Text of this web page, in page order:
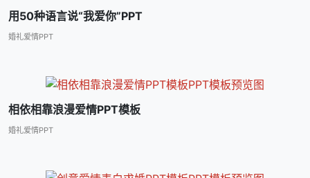
用50种语言说“我爱你”PPT
婚礼爱情PPT
相依相靠浪漫爱情PPT模板
婚礼爱情PPT